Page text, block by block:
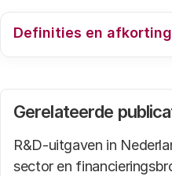
Definities en
afkortingen verwijzen we
webpagina
Gerelateerde
R&D-uitgaven in
sector en